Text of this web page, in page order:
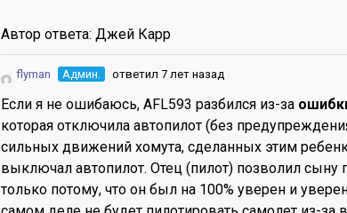
Автор ответа: Джей Карр
flyman Админ. ответил 7 лет назад
Если я не ошибаюсь, AFL593 разбился из-за
которая отключила автопилот (без
сильных движений хомута, сделанных этим
выключал автопилот. Отец (пилот) позволил сыну
только потому, что он был на 100% уверен и